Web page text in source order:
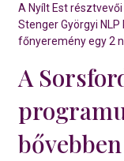
A Nyílt Est
Stenger Györgyi
főnyeremény egy 2
A